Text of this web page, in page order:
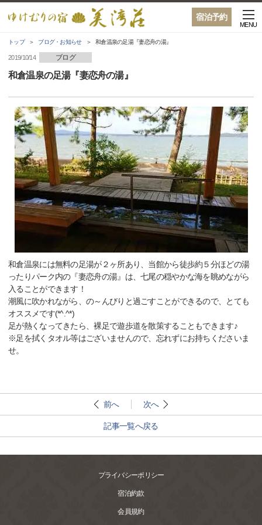
宿泊予約
MENU
トップ ブログ・お知らせ 和倉温泉の足湯『妻恋舟の湯』
2019/10/14 ブログ
和倉温泉の足湯『妻恋舟の湯』
和倉温泉には無料の足湯が２ヶ所あり、当館から徒歩約５分ほどの湯
ったりパーク内の『妻恋舟の湯』は、七尾の穏やかな海を眺めながら
入ることができます！
潮風に吹かれながら、の～んびりと過ごすことができるので、とても
オススメです(*^.^*)
足が熱くなってきたら、裸足で遊歩道を散策することもできます♪
※足を拭くタオル等はございませんので、忘れずにお持ちくださいま
せ。
前へ 次へ
記事一覧へ戻る
プライバシーポリシー
宿泊約款
会員規約